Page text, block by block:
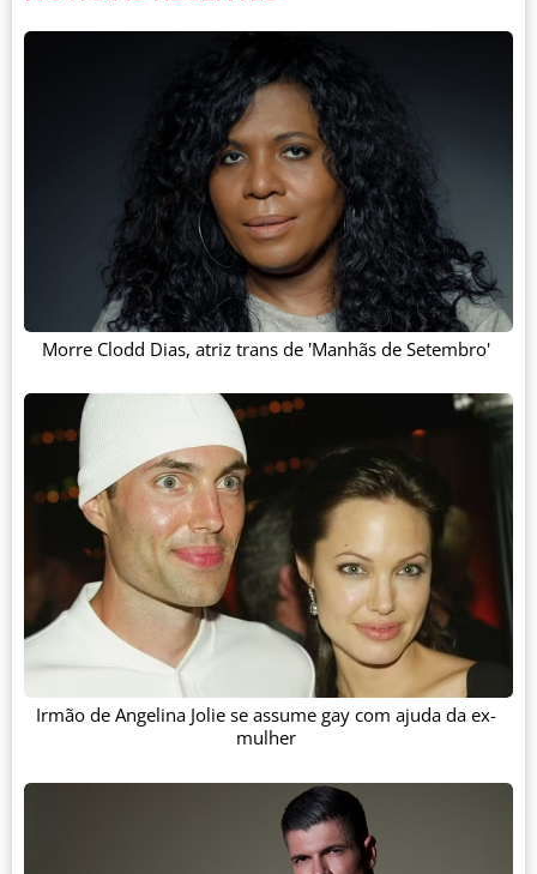
Morre Clodd Dias, atriz trans de 'Manhãs de Setembro'
Irmão de Angelina Jolie se assume gay com ajuda da ex-
mulher